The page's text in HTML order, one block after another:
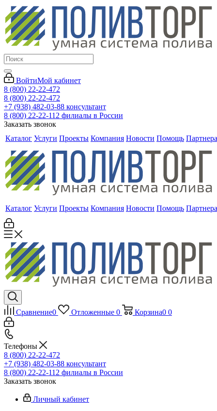
ВойтиМой кабинет
8 (800) 22-22-472
8 (800) 22-22-472
+7 (938) 482-03-88 консультант
8 (800) 22-22-112 филиалы в России
Заказать звонок
Каталог Услуги Проекты Компания Новости Помощь
Каталог Услуги Проекты Компания Новости Помощь
Сравнение0 Отложенные 0 Корзина0 0
Телефоны
8 (800) 22-22-472
+7 (938) 482-03-88 консультант
8 (800) 22-22-112 филиалы в России
Заказать звонок
Личный кабинет